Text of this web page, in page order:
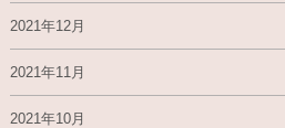
2021年12月
2021年11月
2021年10月